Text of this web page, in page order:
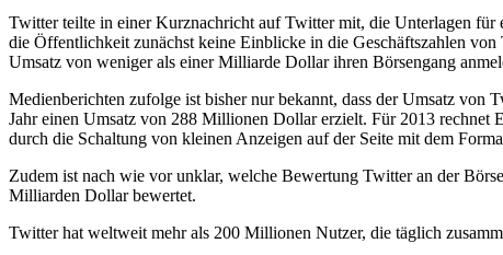
Twitter teilte in einer Kurznachricht auf Twitter mit, die Unterlagen für
die Öffentlichkeit zunächst keine Einblicke in die Geschäftszahlen
Umsatz von weniger als einer Milliarde Dollar ihren Börsengang
Medienberichten zufolge ist bisher nur bekannt, dass der Umsatz
Jahr einen Umsatz von 288 Millionen Dollar erzielt. Für 2013
durch die Schaltung von kleinen Anzeigen auf der Seite mit dem
Zudem ist nach wie vor unklar, welche Bewertung Twitter an der
Milliarden Dollar bewertet.
Twitter hat weltweit mehr als 200 Millionen Nutzer, die täglich